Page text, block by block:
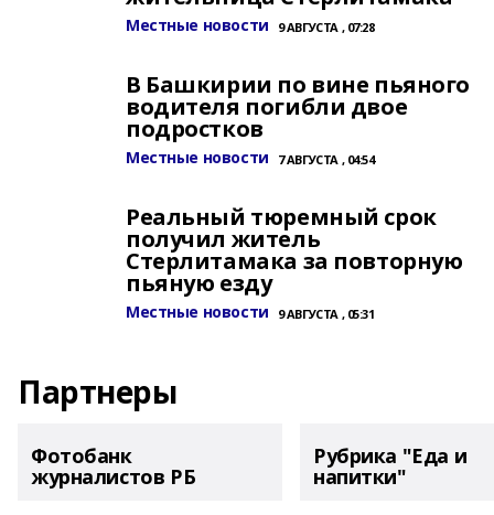
Местные новости 9 АВГУСТА , 07:28
В Башкирии по вине пьяного
водителя погибли двое
подростков
Местные новости 7 АВГУСТА , 04:54
Реальный тюремный срок
получил житель
Стерлитамака за повторную
пьяную езду
Местные новости 9 АВГУСТА , 05:31
Партнеры
Фотобанк
журналистов РБ
Рубрика "Еда и
напитки"